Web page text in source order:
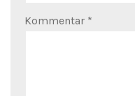
Kommentar *